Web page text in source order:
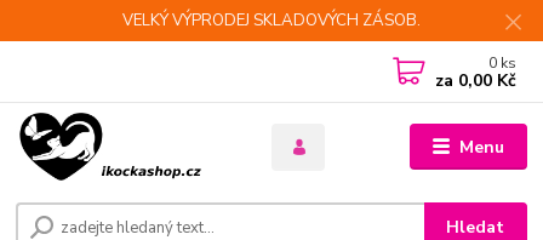
VELKÝ VÝPRODEJ SKLADOVÝCH ZÁSOB.
Menu
Hledat
0 ks
za 0,00 Kč